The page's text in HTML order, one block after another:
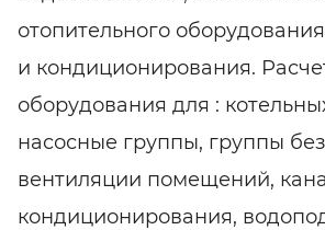
отопительного
и кондиционирования.
оборудования для :
насосные группы, группы
вентиляции помещений,
кондиционирования,